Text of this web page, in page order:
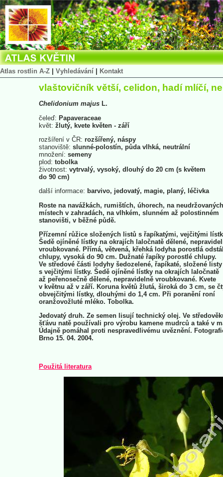
Atlas rostlin A-Z Vyhledávání Kontakt
vlaštovičník větší, celidon, hadí mlíčí,
Chelidonium majus L.
čeleď: Papaveraceae
květ: žlutý, kvete květen - září
rozšíření v ČR: rozšířený, náspy
stanoviště: slunné-polostín, půda vlhká, neutrální
množení: semeny
plod: tobolka
životnost: vytrvalý, vysoký, dlouhý do 20 cm (s květem
do 90 cm)
další informace: barvivo, jedovatý, magie, planý, léčivka
Roste na navážkách, rumištích, úhorech, na neudržovaných
místech v zahradách, na vlhkém, slunném až polostinném
stanovišti, v běžné půdě.
Přízemní růžice složených listů s řapíkatými, vejčitými
Šedě ojíněné lístky na okrajích laločnatě dělené,
vroubkované. Přímá, větvená, křehká lodyha porostlá
chlupy, vysoká do 90 cm. Dužnaté řapíky porostlé chlupy.
Ve středové části lodyhy šedozelené, řapíkaté, složené listy
s vejčitými lístky. Šedě ojíněné lístky na okrajích laločnatě
až peřenosečně dělené, nepravidelně vroubkované. Kvete
v květnu až v září. Koruna květů žlutá, široká do 3 cm, se
obvejčitými lístky, dlouhými do 1,4 cm. Při poranění roní
oranžovožluté mléko. Tobolka.
Jedovatý druh. Ze semen lisují technický olej. Ve
šťávu natě používali pro výrobu kamene mudrců a také v
Údajně pomáhal proti nespravedlivému uvěznění.
Brno 15. 04. 2004.
Použitá literatura